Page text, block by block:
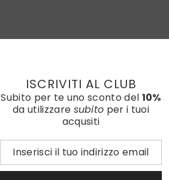
ISCRIVITI AL CLUB
Subito per te uno sconto del 10%
da utilizzare subito per i tuoi
acqusiti